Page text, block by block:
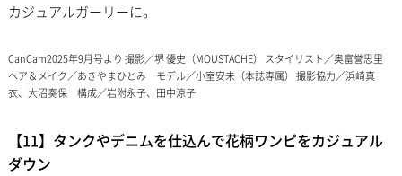
カジュアルガーリーに。
CanCam2025年9月号より 撮影／堺 優史（MOUSTACHE） スタイリスト／奥富誉思里
ヘア＆メイク／あきやまひとみ モデル／小室安未（本誌専属） 撮影協力／浜崎真
衣、大沼奏保 構成／岩附永子、田中涼子
【11】タンクやデニムを仕込んで花柄ワンピをカジュアル
ダウン